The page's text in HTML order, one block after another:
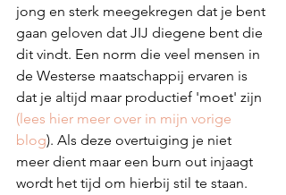
jong en sterk meegekregen dat je bent
gaan geloven dat JIJ diegene bent die
dit vindt. Een norm die veel mensen in
de Westerse maatschappij ervaren is
dat je altijd maar productief 'moet' zijn
(lees hier meer over in mijn vorige
blog). Als deze overtuiging je niet
meer dient maar een burn out injaagt
wordt het tijd om hierbij stil te staan.